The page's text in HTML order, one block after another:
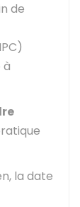
de
à
la date